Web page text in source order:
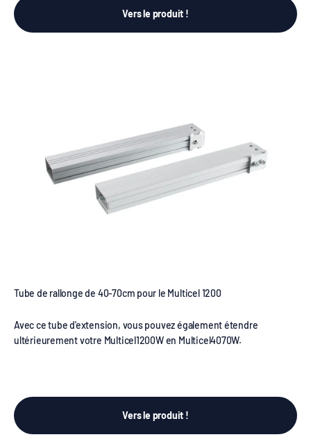
Vers le produit !
Tube de rallonge de 40-70cm pour le Multicel 1200
Avec ce tube d'extension, vous pouvez également étendre
ultérieurement votre Multicel1200W en Multicel4070W.
Vers le produit !